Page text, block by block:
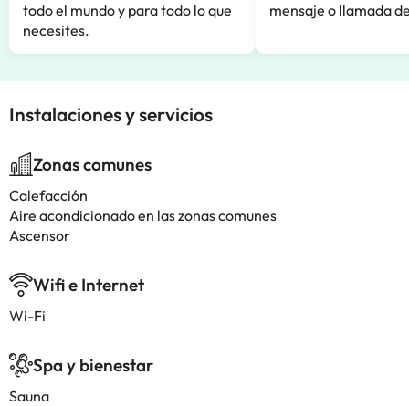
todo el mundo y para todo lo que
necesites.
mensaje o llamada
Instalaciones y servicios
Zonas comunes
Calefacción
Aire acondicionado en las zonas comunes
Ascensor
Wifi e Internet
Wi-Fi
Spa y bienestar
Sauna